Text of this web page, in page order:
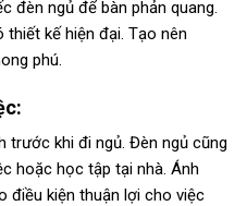
đèn ngủ để bàn phản quang.
kế hiện đại. Tạo nên
phú.
trước khi đi ngủ. Đèn ngủ cũng
hoặc học tập tại nhà. Ánh
điều kiện thuận lợi cho việc